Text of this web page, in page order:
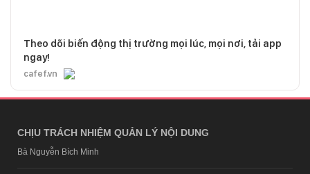
Theo dõi biến động thị trường mọi lúc, mọi nơi, tải app
ngay!
cafef.vn
CHỊU TRÁCH NHIỆM QUẢN LÝ NỘI DUNG
Bà Nguyễn Bích Minh